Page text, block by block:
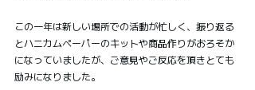
この一年は新しい場所での活動が忙しく、振り返る
とハニカムペーパーのキットや商品作りがおろそか
になっていましたが、ご意見やご反応を頂きとても
励みになりました。